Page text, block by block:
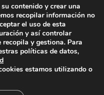
reservados.Aviso legal
Política de Cookies
Nucleosoft
contenido y crear una
recopilar información no
el uso de esta
y así controlar
y gestiona. Para
políticas de datos,
estamos utilizando o